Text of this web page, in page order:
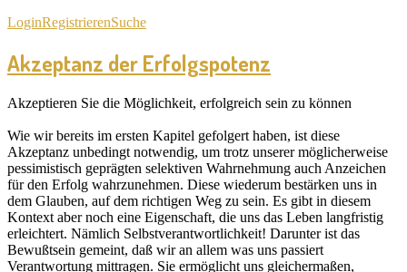
LoginRegistrierenSuche
Akzeptanz der Erfolgspotenz
Akzeptieren Sie die Möglichkeit, erfolgreich sein zu können
Wie wir bereits im ersten Kapitel gefolgert haben, ist diese
Akzeptanz unbedingt notwendig, um trotz unserer möglicherweise
pessimistisch geprägten selektiven Wahrnehmung auch Anzeichen
für den Erfolg wahrzunehmen. Diese wiederum bestärken uns in
dem Glauben, auf dem richtigen Weg zu sein. Es gibt in diesem
Kontext aber noch eine Eigenschaft, die uns das Leben langfristig
erleichtert. Nämlich Selbstverantwortlichkeit! Darunter ist das
Bewußtsein gemeint, daß wir an allem was uns passiert
Verantwortung mittragen. Sie ermöglicht uns gleichermaßen,